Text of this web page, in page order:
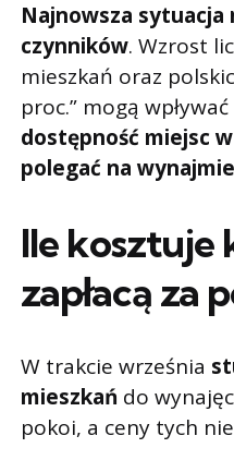
Najnowsza
czynników. Wzrost
mieszkań oraz
proc.” mogą
dostępność miejsc
polegać na wynajmie
Ile kosztuje
zapłacą za
W trakcie września
mieszkań do
pokoi, a ceny tych